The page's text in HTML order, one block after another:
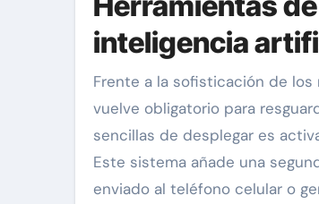
inteligencia
Frente a la sofisticación de
vuelve obligatorio para
sencillas de desplegar es
Este sistema añade una
enviado al teléfono celular o